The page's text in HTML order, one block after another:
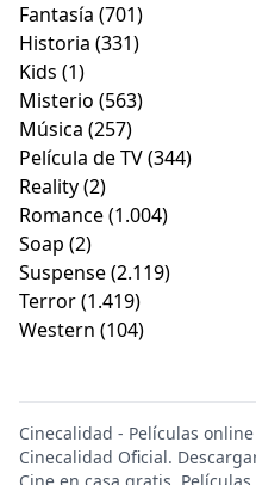
Fantasía (701)
Historia (331)
Kids (1)
Misterio (563)
Música (257)
Película de TV(344)
Reality(2)
Romance(1.004)
Soap (2)
Suspense(2.119)
Terror(1.419)
Western (104)
Cinecalidad - Películas
Cinecalidad Oficial.